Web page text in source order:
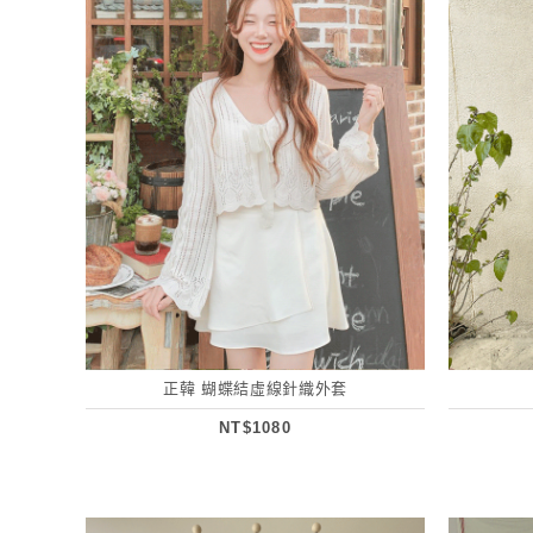
正韓 蝴蝶結虛線針織外套
NT$1080